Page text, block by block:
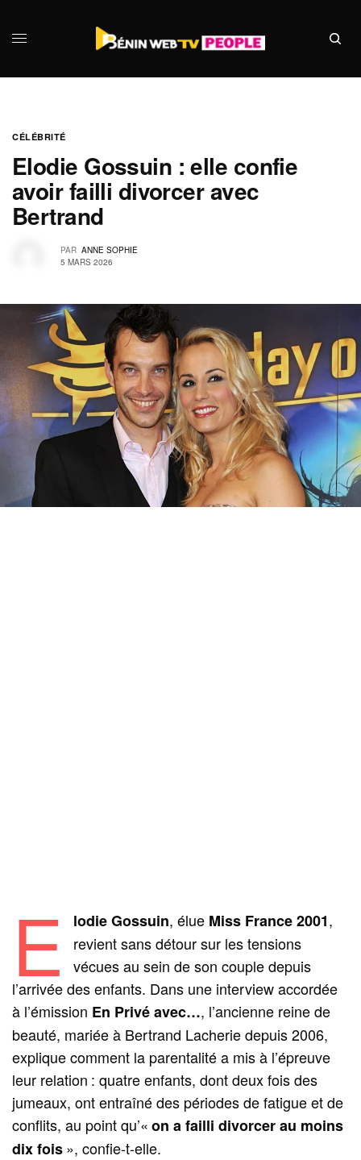
CÉLÉBRITÉ
Elodie Gossuin : elle confie
avoir failli divorcer avec
Bertrand
PAR ANNE SOPHIE
5 MARS 2026
E lodie Gossuin, élue Miss France 2001,
revient sans détour sur les tensions
vécues au sein de son couple depuis
l’arrivée des enfants. Dans une interview accordée
à l’émission En Privé avec…, l’ancienne reine de
beauté, mariée à Bertrand Lacherie depuis 2006,
explique comment la parentalité a mis à l’épreuve
leur relation : quatre enfants, dont deux fois des
jumeaux, ont entraîné des périodes de fatigue et de
conflits, au point qu’«on a failli divorcer au moins
dix fois», confie-t-elle.